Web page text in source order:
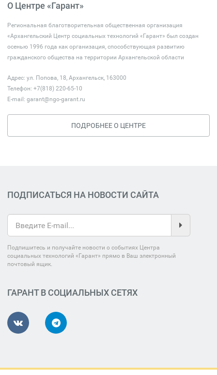
О Центре «Гарант»
Региональная благотворительная общественная организация
«Архангельский Центр социальных технологий «Гарант» был создан
осенью 1996 года как организация, способствующая развитию
гражданского общества на территории Архангельской области
Адрес: ул. Попова, 18, Архангельск, 163000
Телефон: +7(818) 220-65-10
E-mail: garant@ngo-garant.ru
ПОДРОБНЕЕ О ЦЕНТРЕ
ПОДПИСАТЬСЯ НА НОВОСТИ САЙТА
Подпишитесь и получайте новости о событиях Центра
социальных технологий «Гарант» прямо в Ваш электронный
почтовый ящик.
ГАРАНТ В СОЦИАЛЬНЫХ СЕТЯХ